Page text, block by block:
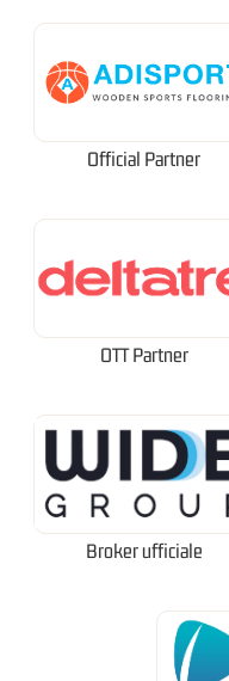
Official Partner
OTT Partner
Broker ufficiale